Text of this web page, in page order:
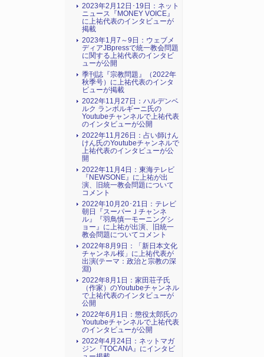
2023年2月12日･19日：ネット
ニュース『MONEY VOICE』
に上祐代表のインタビューが
掲載
2023年1月7～9日：ウェブメ
ディアJBpressで統一教会問題
に関する上祐代表のインタビ
ューが公開
季刊誌『宗教問題』（2022年
秋季号）に上祐代表のインタ
ビューが掲載
2022年11月27日：ハルデンベ
ルク ランボルギーニ氏の
Youtubeチャンネルで上祐代表
のインタビューが公開
2022年11月26日：占い師けん
けん氏のYoutubeチャンネルで
上祐代表のインタビューが公
開
2022年11月4日：東海テレビ
『NEWSONE』に上祐が出
演、旧統一教会問題について
コメント
2022年10月20･21日：テレビ
朝日『スーパーＪチャンネ
ル』『羽鳥慎一モーニングシ
ョー』に上祐が出演、旧統一
教会問題についてコメント
2022年8月9日：「新日本文化
チャンネル桜」に上祐代表が
出演(テーマ：政治と宗教の深
淵)
2022年8月1日：家田荘子氏
（作家）のYoutubeチャンネル
で上祐代表のインタビューが
公開
2022年6月1日：懲役太郎氏の
Youtubeチャンネルで上祐代表
のインタビューが公開
2022年4月24日：ネットマガ
ジン『TOCANA』にインタビ